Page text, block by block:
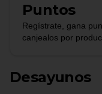
Puntos
Regístrate, gana
canjealos por
Desayunos